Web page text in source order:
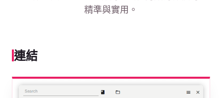
精準與實用。
連結